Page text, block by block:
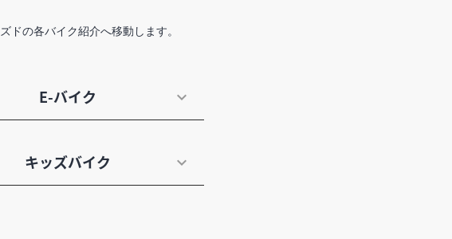
ドの各バイク紹介へ移動します。
E-バイク
キッズバイク